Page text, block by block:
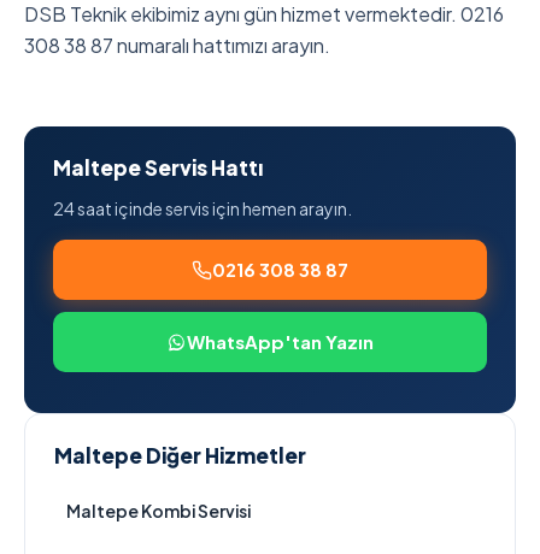
DSB Teknik ekibimiz aynı gün hizmet vermektedir. 0216
308 38 87 numaralı hattımızı arayın.
Maltepe Servis Hattı
24 saat içinde servis için hemen arayın.
0216 308 38 87
WhatsApp'tan Yazın
Maltepe Diğer Hizmetler
Maltepe Kombi Servisi